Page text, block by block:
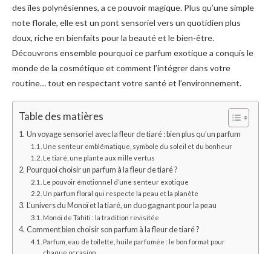
des îles polynésiennes, a ce pouvoir magique. Plus qu’une simple
note florale, elle est un pont sensoriel vers un quotidien plus
doux, riche en bienfaits pour la beauté et le bien-être.
Découvrons ensemble pourquoi ce parfum exotique a conquis le
monde de la cosmétique et comment l’intégrer dans votre
routine… tout en respectant votre santé et l’environnement.
Table des matières
Un voyage sensoriel avec la fleur de tiaré : bien plus qu’un parfum
Une senteur emblématique, symbole du soleil et du bonheur
Le tiaré, une plante aux mille vertus
Pourquoi choisir un parfum à la fleur de tiaré ?
Le pouvoir émotionnel d’une senteur exotique
Un parfum floral qui respecte la peau et la planète
L’univers du Monoï et la tiaré, un duo gagnant pour la peau
Monoï de Tahiti : la tradition revisitée
Comment bien choisir son parfum à la fleur de tiaré ?
Parfum, eau de toilette, huile parfumée : le bon format pour